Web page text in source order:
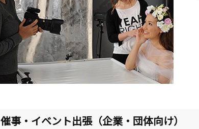
催事・イベント出張（企業・団体向け）